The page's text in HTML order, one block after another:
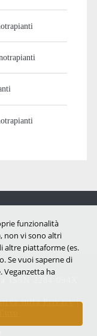
sulla Privacy|
funzionalità
non vi sono altri
altre piattaforme (es.
Se vuoi saperne di
Veganzetta ha